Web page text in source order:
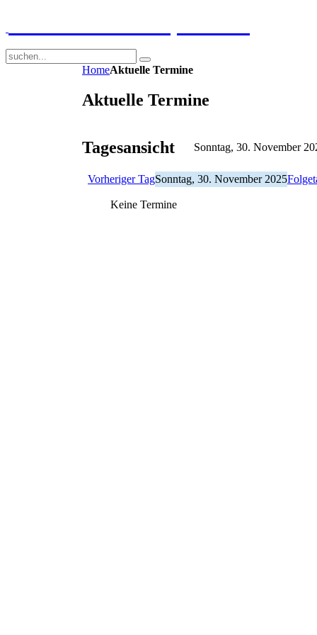
HomeAktuelle Termine
Aktuelle Termine
Tagesansicht Sonntag, 30. November
Vorheriger TagSonntag, 30. November 2025
Keine Termine